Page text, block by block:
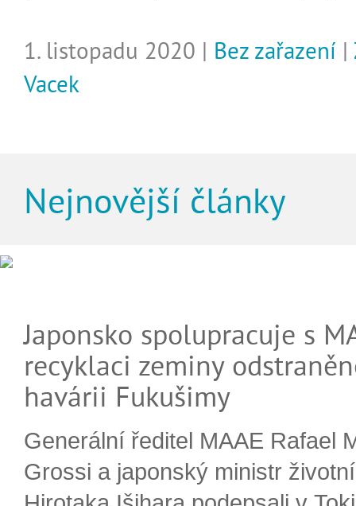
1. listopadu 2020 | Bez zařazení |
Vacek
Nejnovější články
Japonsko spolupracuje s
recyklaci zeminy
havárii Fukušimy
Generální ředitel MAAE Rafael
Grossi a japonský ministr